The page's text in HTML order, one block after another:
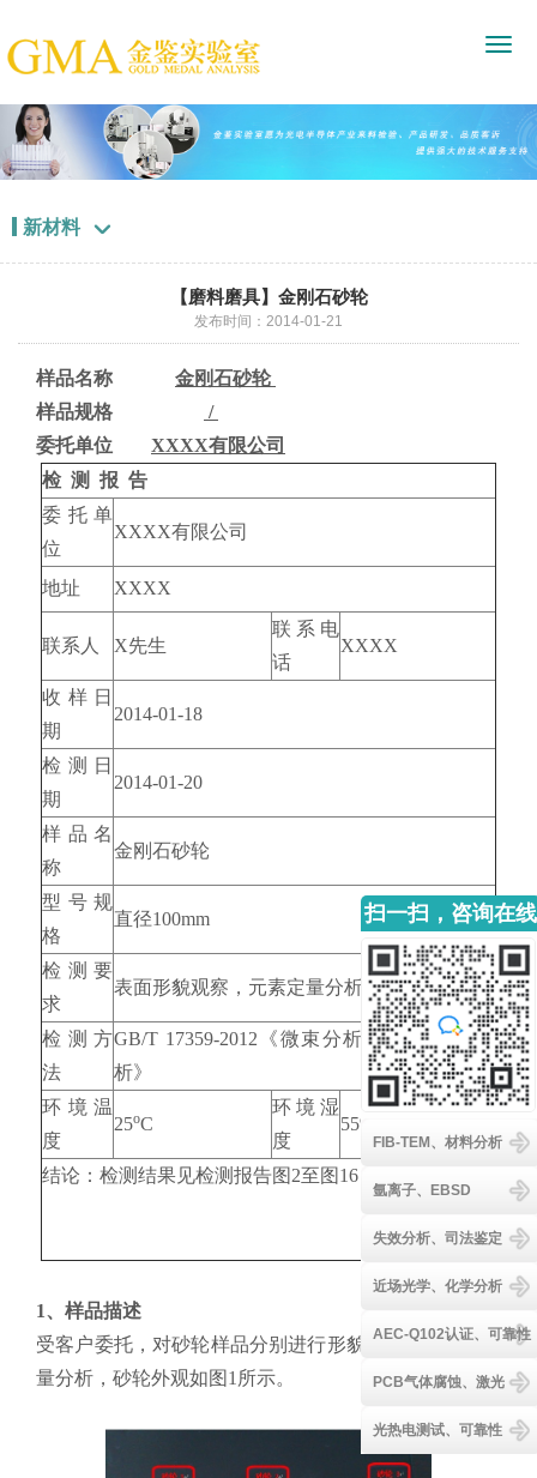
新材料 
【磨料磨具】金刚石砂轮
发布时间：2014-01-21
样品名称
金刚石砂轮
样品规格
/
委托单位 XXXX有限公司
检 测 报 告
委托单
位
XXXX有限公司
地址 XXXX
联系人 X先生
联系电
话
XXXX
收样日
期
2014-01-18
检测日
期
2014-01-20
样品名
称
金刚石砂轮
型号规
格
直径100mm
检测要
求
表面形貌观察，元素定量分析
检测方
法
GB/T 17359-2012《微束分析 能谱法定量分
析》
环境温
度
25oC
环境湿
度
55% RH
结论：检测结果见检测报告图2至图16
1、样品描述
受客户委托，对砂轮样品分别进行形貌分析以及元素定
量分析，砂轮外观如图1所示。
扫一扫，咨询在线
客服
FIB-TEM、材料分析
氩离子、EBSD
失效分析、司法鉴定
近场光学、化学分析
AEC-Q102认证、可靠性
PCB气体腐蚀、激光
光热电测试、可靠性